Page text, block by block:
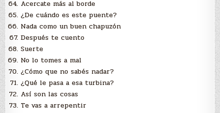
Acercate más al borde
¿De cuándo es este puente?
Nada como un buen chapuzón
Después te cuento
Suerte
No lo tomes a mal
¿Cómo que no sabés nadar?
¿Qué le pasa a esa turbina?
Así son las cosas
Te vas a arrepentir